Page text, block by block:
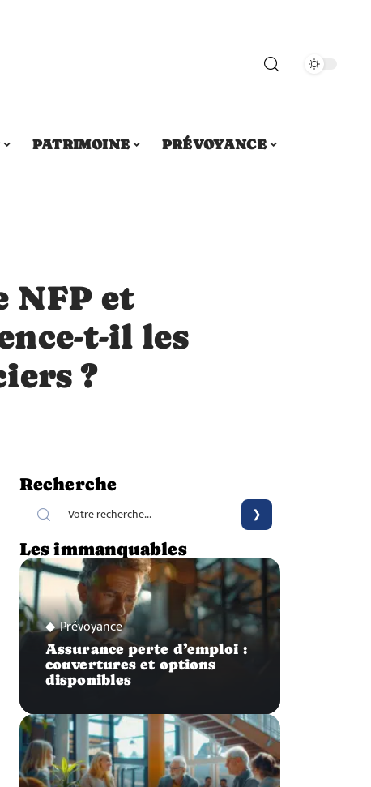
PATRIMOINE
PRÉVOYANCE
NFP et
t-il les
?
Recherche
Les immanquables
Prévoyance
Assurance perte d’emploi :
couvertures et options
disponibles